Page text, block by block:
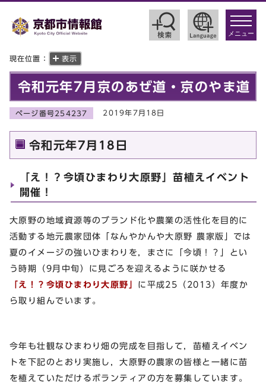
toggle
メニュー
現在位置： 表示
令和元年7月京のあぜ道・京のやま道
ページ番号254237 2019年7月18日
令和元年7月18日
「え！？今頃ひまわり大原野」苗植えイベント
開催！
大原野の地域資源等のブランド化や農業の活性化を目的に
活動する地元農家団体「なんやかんや大原野 農家版」では
夏のイメージの強いひまわりを，まさに「今頃！？」とい
う時期（9月中旬）に見ごろを迎えるように咲かせる
「え！？今頃ひまわり大原野」 に平成25（2013）年度か
ら取り組んでいます。
今年も壮観なひまわり畑の完成を目指して，苗植えイベン
トを下記のとおり実施し，大原野の農家の皆様と一緒に苗
を植えていただけるボランティアの方を募集しています。